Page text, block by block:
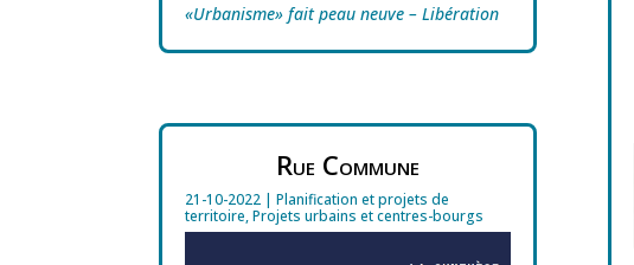
«Urbanisme» fait peau neuve – Libération
Rue Commune
21-10-2022 |Planification et projets de
territoire,Projets urbains et centres-bourgs